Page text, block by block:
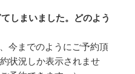
しまいました。どのよう
今までのようにご予約頂
状況しか表示されませ